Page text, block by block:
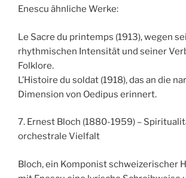
Enescu ähnliche Werke:
Le Sacre du printemps (1913), wegen
rhythmischen Intensität und seiner
Folklore.
L’Histoire du soldat (1918), das an die
Dimension von Oedipus erinnert.
7. Ernest Bloch (1880-1959) –
orchestrale Vielfalt
Bloch, ein Komponist schweizerischer